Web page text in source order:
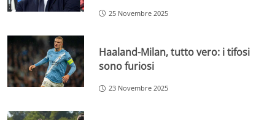
25 Novembre 2025
Haaland-Milan, tutto vero: i tifosi
sono furiosi
23 Novembre 2025